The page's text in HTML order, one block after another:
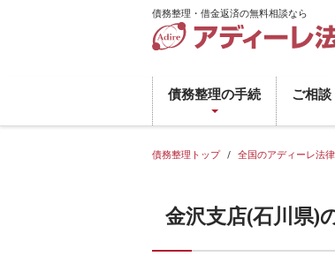
債務整理・借金返済の無料相談なら
務
整
理・
借
債務整理の手続 ご相
債務整理トップ 全国のアディーレ法
金沢支店(石川県)